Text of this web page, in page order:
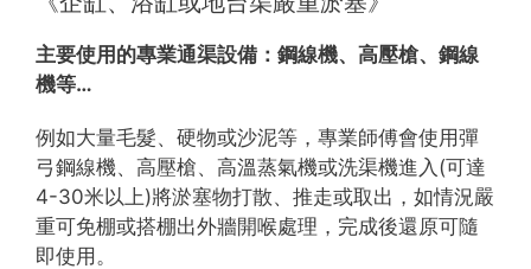
主要使用的專業通渠設備： 鋼線機、高壓槍、鋼線
機等…
例如大量毛髮、硬物或沙泥等，專業師傅會使用彈
弓鋼線機、高壓槍、高溫蒸氣機或洗渠機進入(可達
4-30米以上)將淤塞物打散、推走或取出，如情況嚴
重可免棚或搭棚出外牆開喉處理，完成後還原可隨
即使用。